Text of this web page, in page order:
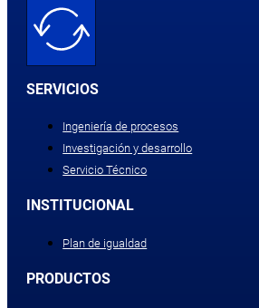
SERVICIOS
Ingeniería de procesos
Investigación y desarrollo
Servicio Técnico
INSTITUCIONAL
Plan de igualdad
PRODUCTOS